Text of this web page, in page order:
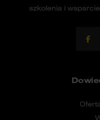
szkolenia i